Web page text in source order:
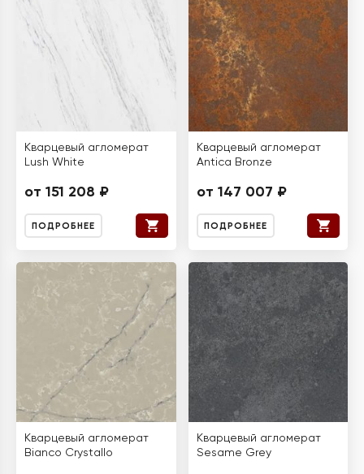
Кварцевый агломерат
Lush White
от 151 208 ₽
ПОДРОБНЕЕ
Кварцевый агломерат
Antica Bronze
от 147 007 ₽
ПОДРОБНЕЕ
Кварцевый агломерат
Bianco Crystallo
Кварцевый агломерат
Sesame Grey